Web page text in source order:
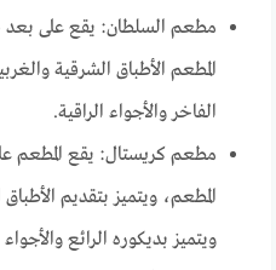
المطعم الأطباق الشرقية
الفاخر والأجواء الراقية.
المطعم، ويتميز بتقديم
ويتميز بديكوره الرائع والأجواء